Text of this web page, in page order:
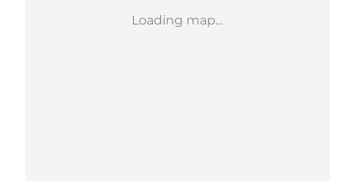
Loading map...